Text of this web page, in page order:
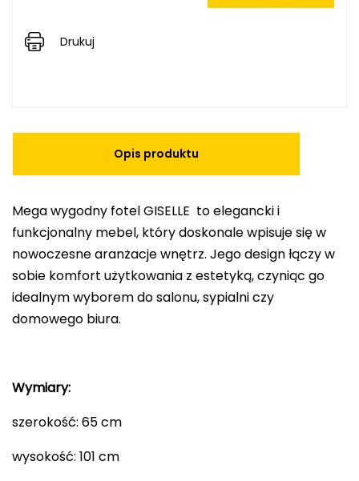
Drukuj
Opis produktu
Mega wygodny fotel GISELLE to elegancki i
funkcjonalny mebel, który doskonale wpisuje się w
nowoczesne aranżacje wnętrz. Jego design łączy w
sobie komfort użytkowania z estetyką, czyniąc go
idealnym wyborem do salonu, sypialni czy
domowego biura.
Wymiary:
szerokość: 65 cm
wysokość: 101 cm